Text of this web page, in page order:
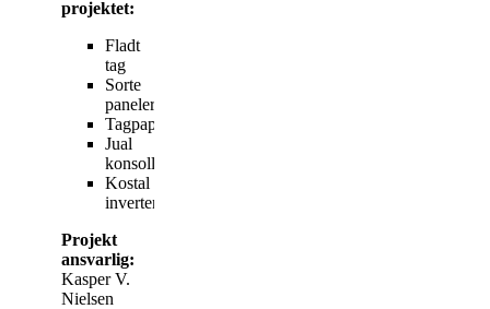
projektet:
Fladt
tag
Sorte
paneler/oplægningsmateriale
Tagpap
Jual
konsoller
Kostal
invertere
Projekt
ansvarlig:
Kasper V.
Nielsen